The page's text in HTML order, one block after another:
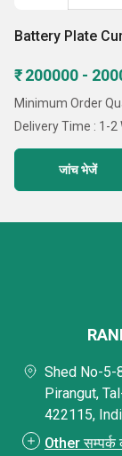
Battery Plate
₹ 200000 -
Minimum Order
Delivery Time : 1-2
जांच भेजें
Shed No-5-
Pirangut,
422115,
Other सम्पर्क